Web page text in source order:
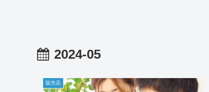
2024-05
販売店